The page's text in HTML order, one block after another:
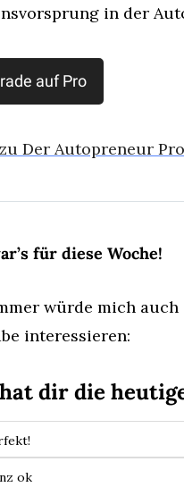
in der
auf Pro
Der Autopreneur
für diese Woche!
würde mich
interessieren:
dir die
ok